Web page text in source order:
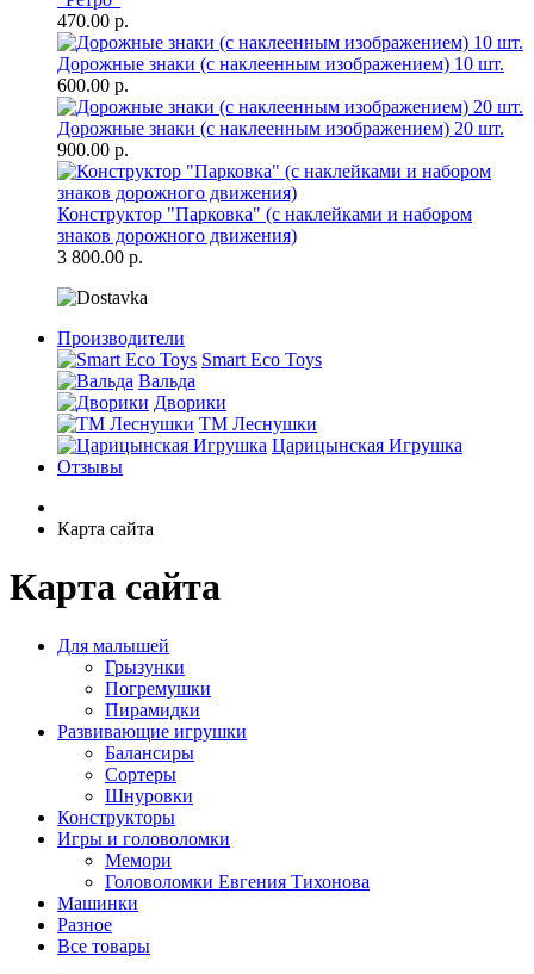
470.00 р.
Дорожные знаки (с наклеенным изображением) 10 шт.
600.00 р.
Дорожные знаки (с наклеенным изображением) 20 шт.
900.00 р.
Конструктор "Парковка" (с наклейками и набором
знаков дорожного движения)
3 800.00 р.
Производители
Smart Eco Toys
Вальда
Дворики
ТМ Леснушки
Царицынская Игрушка
Отзывы
Карта сайта
Карта сайта
Для малышей
Грызунки
Погремушки
Пирамидки
Развивающие игрушки
Балансиры
Сортеры
Шнуровки
Конструкторы
Игры и головоломки
Мемори
Головоломки Евгения Тихонова
Машинки
Разное
Все товары